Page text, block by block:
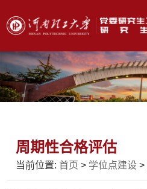
周期性合格评估
当前位置: 首页 > 学位点建设 >